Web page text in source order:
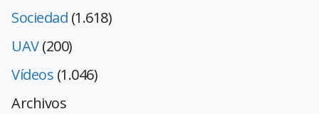
Sociedad (1.618)
UAV(200)
Vídeos (1.046)
Archivos